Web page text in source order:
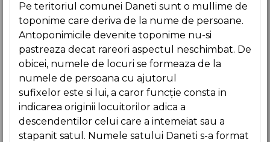
Pe teritoriul comunei Daneti sunt o mullime de
toponime care deriva de la nume de persoane.
Antoponimicile devenite toponime nu-si
pastreaza decat rareori aspectul neschimbat. De
obicei, numele de locuri se formeaza de la
numele de persoana cu ajutorul
sufixelor este si lui, a caror funcție consta in
indicarea originii locuitorilor adica a
descendentilor celui care a intemeiat sau a
stapanit satul. Numele satului Daneti s-a format